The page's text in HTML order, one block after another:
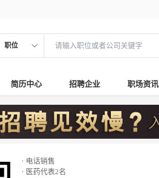
职位
简历中心 招聘企业 职场资讯
· 电话销售
· 医药代表2名